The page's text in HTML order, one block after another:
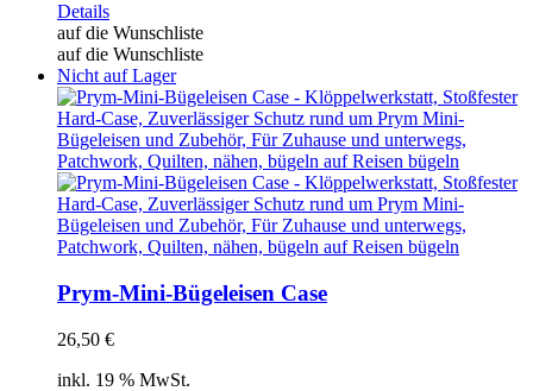
Details
auf die Wunschliste
auf die Wunschliste
Nicht auf Lager
Prym-Mini-Bügeleisen Case
26,50 €
inkl. 19 % MwSt.